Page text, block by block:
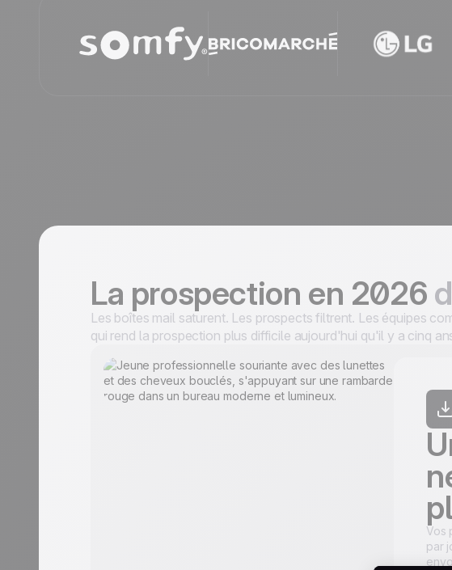
La prospection en 2026
Les boîtes mail saturent. Les prospects filtrent. Les équipes
qui rend la prospection plus difficile aujourd'hui qu'il y a cinq
Vos
par